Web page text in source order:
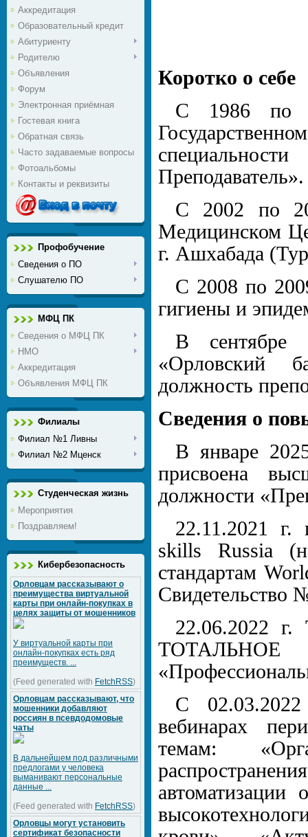
Аккредитация
Образовательный кредит
Абитуриенту
Родителю
Объявления
Форум
Электронная приёмная
Гостевая книга
Обратная связь
Часто задаваемые вопросы
Фотоальбомы
Контакты и реквизиты
Профобучение
Сведения о ПО
Слушателю ПО
МФЦ ПК
Сведения о МФЦ ПК
НМО
Аккредитация
Объявления МФЦ ПК
Филиалы
Филиал №1 Ливны
Филиал №2 Мценск
Студенческая жизнь
Мероприятия
Поздравляем!
Кибербезопасность
Орловцам рассказывают о
преимущества виртуальной
карты при онлайн-покупках в
целях защиты от мошенников
У виртуальной карты при
онлайн-покупках есть ряд
преимуществ. ...
(Feed generated with FetchRSS)
Орловцам рассказывают, что
мошенники добавляют
россиян в псевдодомовые
чаты
В дальнейшем под различными
предлогами у человека
выманивают персональные
данные ...
(Feed generated with FetchRSS)
Орловцы могут установить
сертификат безопасности
Коротко о себе
С 1986 по
Преподаватель».
С 2002 по
Медицинском
г. Ашхабада
С 2008 по
гигиены и
В
«Орловский
должность
Сведения о
В январе
присвоена
должности
22.11.2021 г.
skills Russia
стандартам
Свидетельство
22.06.2022
ТОТАЛЬНОЕ
С
вебинарах
темам: